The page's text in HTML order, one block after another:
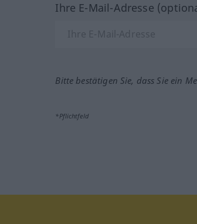
Ihre E-Mail-Adresse
Bitte bestätigen Sie, dass Sie ein
*Pflichtfeld